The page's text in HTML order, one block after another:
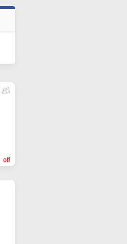
off